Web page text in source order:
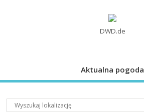
DWD.de
Aktualna pogoda